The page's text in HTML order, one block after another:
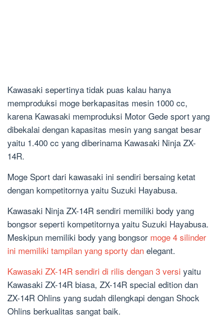
Kawasaki sepertinya tidak puas kalau hanya
memproduksi moge berkapasitas mesin 1000 cc,
karena Kawasaki memproduksi Motor Gede sport yang
dibekalai dengan kapasitas mesin yang sangat besar
yaitu 1.400 cc yang diberinama Kawasaki Ninja ZX-
14R.
Moge Sport dari kawasaki ini sendiri bersaing ketat
dengan kompetitornya yaitu Suzuki Hayabusa.
Kawasaki Ninja ZX-14R sendiri memiliki body yang
bongsor seperti kompetitornya yaitu Suzuki Hayabusa.
Meskipun memiliki body yang bongsor moge 4 silinder
ini memiliki tampilan yang sporty dan elegant.
Kawasaki ZX-14R sendiri di rilis dengan 3 versi yaitu
Kawasaki ZX-14R biasa, ZX-14R special edition dan
ZX-14R Ohlins yang sudah dilengkapi dengan Shock
Ohlins berkualitas sangat baik.